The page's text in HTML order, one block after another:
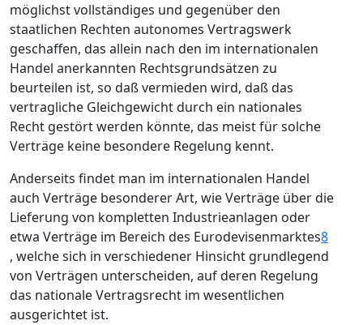
möglichst vollständiges und gegenüber den
staatlichen Rechten autonomes Vertragswerk
geschaffen, das allein nach den im internationalen
Handel anerkannten Rechtsgrundsätzen zu
beurteilen ist, so daß vermieden wird, daß das
vertragliche Gleichgewicht durch ein nationales
Recht gestört werden könnte, das meist für solche
Verträge keine besondere Regelung kennt.
Anderseits findet man im internationalen Handel
auch Verträge besonderer Art, wie Verträge über die
Lieferung von kompletten Industrieanlagen oder
etwa Verträge im Bereich des Eurodevisenmarktes8
, welche sich in verschiedener Hinsicht grundlegend
von Verträgen unterscheiden, auf deren Regelung
das nationale Vertragsrecht im wesentlichen
ausgerichtet ist.